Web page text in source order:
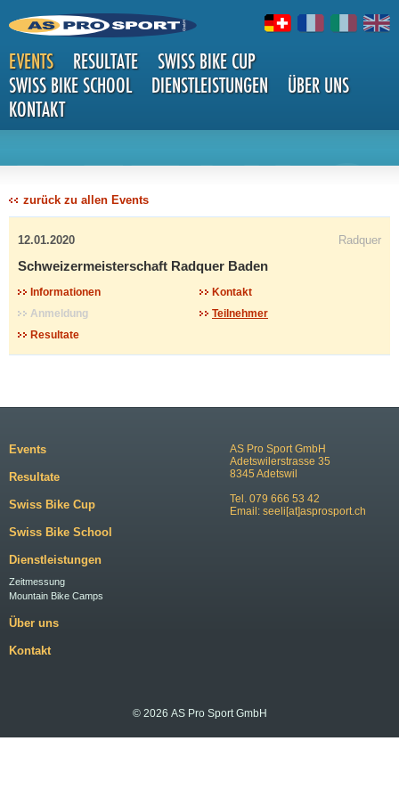
EVENTS RESULTATE
SWISS BIKE CUP
SWISS BIKE SCHOOL
DIENSTLEISTUNGEN
ÜBER UNS
KONTAKT
DETAILS
zurück zu allen Events
12.01.2020 Radquer
Schweizermeisterschaft Radquer Baden
Informationen
Kontakt
Anmeldung
Teilnehmer
Resultate
AS Pro Sport GmbH
Adetswilerstrasse 35
8345 Adetswil
Tel. 079 666 53 42
Email: seeli[at]asprosport.ch
Events
Resultate
Swiss Bike Cup
Swiss Bike School
Dienstleistungen
Zeitmessung
Mountain Bike Camps
Über uns
Kontakt
© 2026 AS Pro Sport GmbH